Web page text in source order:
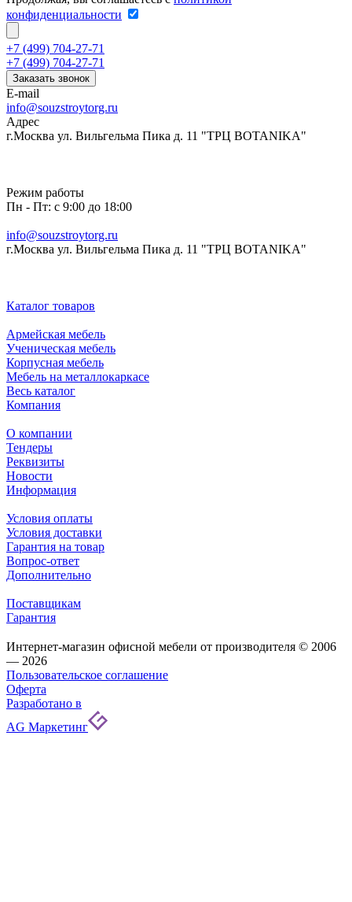
конфиденциальности
+7 (499) 704-27-71
+7 (499) 704-27-71
Заказать звонок
E-mail
info@souzstroytorg.ru
Адрес
г.Москва ул. Вильгельма Пика д. 11 "ТРЦ BOTANIKA"
Режим работы
Пн - Пт: с 9:00 до 18:00
info@souzstroytorg.ru
г.Москва ул. Вильгельма Пика д. 11 "ТРЦ BOTANIKA"
Каталог товаров
Армейская мебель
Ученическая мебель
Корпусная мебель
Мебель на металлокаркасе
Весь каталог
Компания
О компании
Тендеры
Реквизиты
Новости
Информация
Условия оплаты
Условия доставки
Гарантия на товар
Вопрос-ответ
Дополнительно
Поставщикам
Гарантия
Интернет-магазин офисной мебели от производителя © 2006
— 2026
Пользовательское соглашение
Оферта
Разработано в
AG Маркетинг